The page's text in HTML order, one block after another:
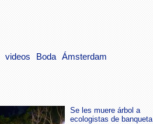
videos Boda Ámsterdam
Se les muere árbol a
ecologistas de banqueta